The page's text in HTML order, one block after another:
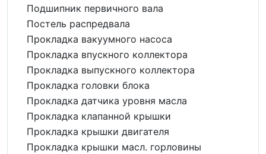
Подшипник первичного вала
Постель распредвала
Прокладка вакуумного насоса
Прокладка впускного коллектора
Прокладка выпускного коллектора
Прокладка головки блока
Прокладка датчика уровня масла
Прокладка клапанной крышки
Прокладка крышки двигателя
Прокладка крышки масл. горловины